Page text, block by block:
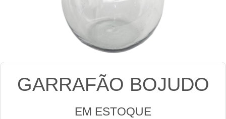
GARRAFÃO BOJUDO
EM ESTOQUE